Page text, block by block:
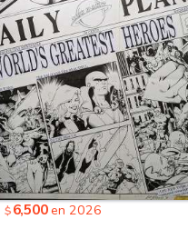
$6,500en 2026